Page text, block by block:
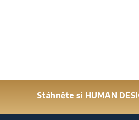
Stáhněte si HUMAN